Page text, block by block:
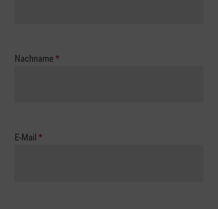
Nachname *
E-Mail *